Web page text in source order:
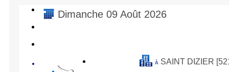
Dimanche 09 Août 2026
À SAINT DIZIER